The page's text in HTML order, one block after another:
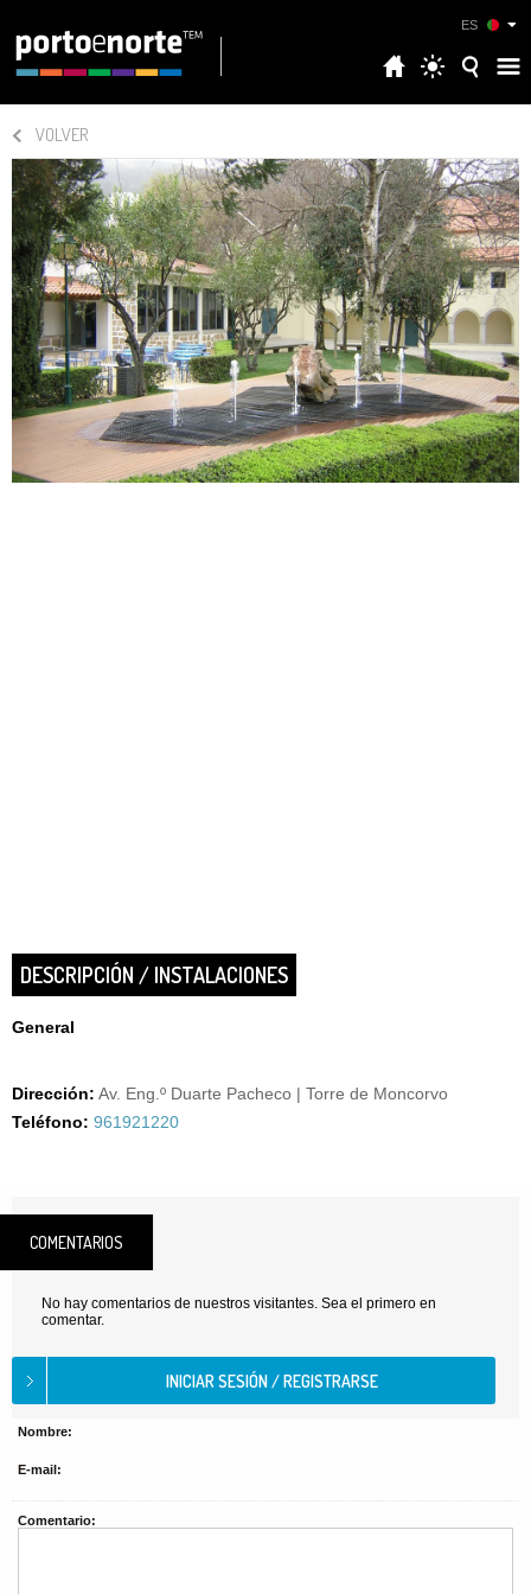
ES
VOLVER
DESCRIPCIÓN / INSTALACIONES
General
Dirección: Av. Eng.º Duarte Pacheco | Torre de Moncorvo
Teléfono: 961921220
COMENTARIOS
No hay comentarios de nuestros visitantes. Sea el primero en
comentar.
Nombre:
E-mail:
Comentario: